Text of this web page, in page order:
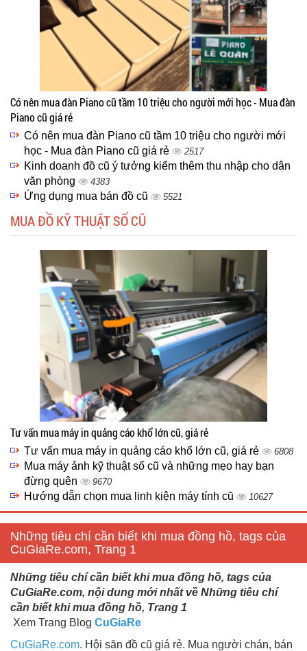
Có nên mua đàn Piano cũ tầm 10 triệu cho người mới học - Mua đàn
Piano cũ giá rẻ
Có nên mua đàn Piano cũ tầm 10 triệu cho người mới
học - Mua đàn Piano cũ giá rẻ
2517
Kinh doanh đồ cũ ý tưởng kiểm thêm thu nhập cho dân
văn phòng
4383
Ứng dụng mua bán đồ cũ 5521
MUA ĐỒ KỸ THUẬT SỐ CŨ
Tư vấn mua máy in quảng cáo khổ lớn cũ, giá rẻ
Tư vấn mua máy in quảng cáo khổ lớn cũ, giá rẻ 6808
Mua máy ảnh kỹ thuật số cũ và những mẹo hay bạn
đừng quên
9670
Hướng dẫn chọn mua linh kiện máy tính cũ 10627
Những tiêu chí cần biết khi mua đồng hồ, tags của
CuGiaRe.com, Trang 1
Những tiêu chí cần biết khi mua đồng hồ, tags của
CuGiaRe.com, nội dung mới nhất về Những tiêu chí
cần biết khi mua đồng hồ, Trang 1
Xem Trang Blog CuGiaRe
CuGiaRe.com. Hội săn đồ cũ giá rẻ. Mua người chán, bán